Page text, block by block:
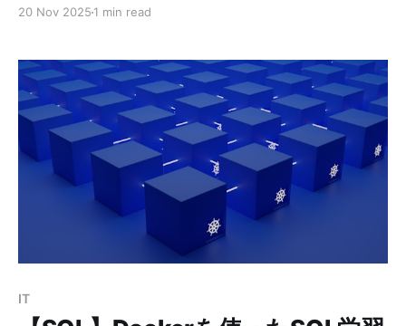
いので、下記の条件式は比較ができず、すべてunknown
となります。 1 = NULL 1 <> NULL 1 > NULL 1 < NULL
NULL = NULL ... 次に、true、false、unkownの力関係
は下記のとおりです。 【ANDの場合】 false >
unknown > true 【 ORの場合】 true > unknown >
false したがって、真理表は下記のとおりになります。
ANDtureunknownfalse truetrueunknownfalse
unknownunknownunknownfalse falsefalsefalsefalse
20 Nov 2025 1 min read
IT